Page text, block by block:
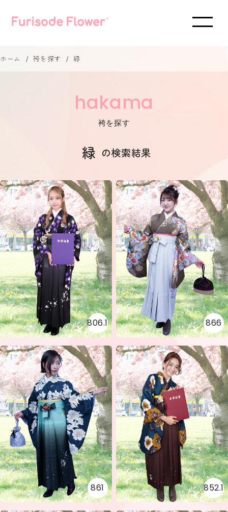
ホーム 袴を探す 緑
hakama
袴を探す
緑 の検索結果
806.1 866
861 852.1